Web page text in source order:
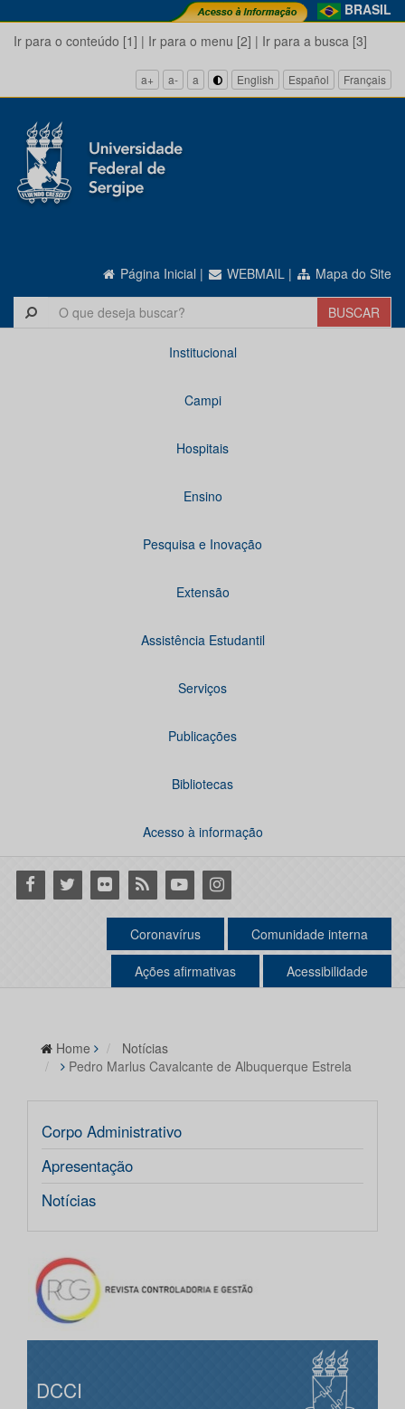
BRASIL
Ir para o conteúdo [1] | Ir para o menu [2] | Ir para a busca [3]
a+ a- a English Español Français
Página Inicial | WEBMAIL | Mapa do Site
Institucional
Campi
Hospitais
Ensino
Pesquisa e Inovação
Extensão
Assistência Estudantil
Serviços
Publicações
Bibliotecas
Acesso à informação
Facebook
Twitter Flickr RSS YoutubeInstagram
Coronavírus Comunidade interna
Ações afirmativas Acessibilidade
Home
Notícias
Pedro Marlus Cavalcante de Albuquerque Estrela
Corpo Administrativo
Apresentação
Notícias
DCCI